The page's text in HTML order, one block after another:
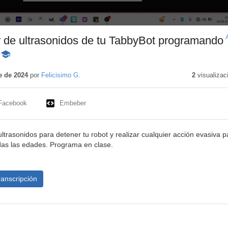
ultrasonidos de tu TabbyBot programando
-
de 2024por Felicisimo G. 2
Embeber
para detener tu robot y realizar cualquier acción evasiva
las edades. Programa en clase.